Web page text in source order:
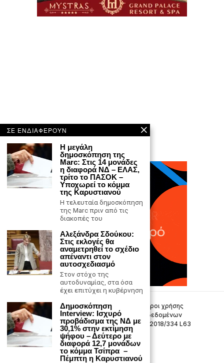
Επικοινωνία Πολιτική Απορρήτου
Όροι χρήσης
Πολιτική προστασίας προσωπικών δεδομένων
Δήλωση συμμόρφωσης -σύσταση (ΕΕ) 2018/334 L63
Μ.Η.Τ. 242033
ΣΕ ΕΝΔΙΑΦΕΡΟΥΝ
Η μεγάλη
δημοσκόπηση της
Marc: Στις 14 μονάδες
η διαφορά ΝΔ – ΕΛΑΣ,
τρίτο το ΠΑΣΟΚ –
Υποχωρεί το κόμμα
της Καρυστιανού
Η τελευταία δημοσκόπηση
της Marc πριν από τις
διακοπές του
Αλεξάνδρα Σδούκου:
Στις εκλογές θα
αναμετρηθεί το σχέδιο
απέναντι στον
αυτοσχεδιασμό
Στον στόχο της
αυτοδυναμίας, στα όσα
έχει επιτύχει η κυβέρνηση
Δημοσκόπηση
Interview: Ισχυρό
προβάδισμα της ΝΔ με
30,1% στην εκτίμηση
ψήφου – Δεύτερο με
διαφορά 12,7 μονάδων
το κόμμα Τσίπρα –
Πέμπτη η Καρυστιανού